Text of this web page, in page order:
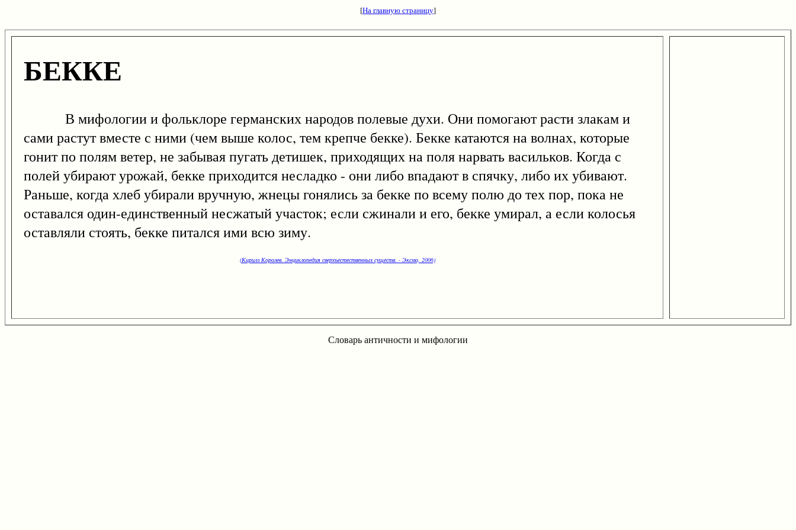
[На главную страницу]
БЕККЕ
В мифологии и фольклоре германских народов полевые духи. Они помогают расти злакам и
сами растут вместе с ними (чем выше колос, тем крепче бекке). Бекке катаются на волнах, которые
гонит по полям ветер, не забывая пугать детишек, приходящих на поля нарвать васильков. Когда с
полей убирают урожай, бекке приходится несладко - они либо впадают в спячку, либо их убивают.
Раньше, когда хлеб убирали вручную, жнецы гонялись за бекке по всему полю до тех пор, пока не
оставался один-единственный несжатый участок; если сжинали и его, бекке умирал, а если колосья
оставляли стоять, бекке питался ими всю зиму.
(Кирилл Королев. Энциклопедия сверхъестественных существ. - Эксмо, 2006)
Словарь античности и мифологии